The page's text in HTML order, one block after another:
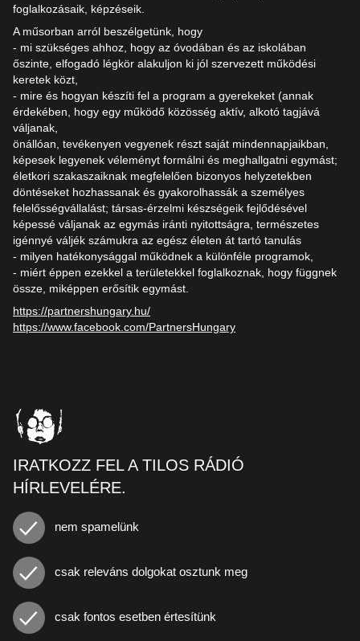
foglalkozásaik, képzéseik.
A műsorban arról beszélgetünk, hogy
- mi szükséges ahhoz, hogy az óvodában és az iskolában
őszinte, elfogadó légkör alakuljon ki jól szervezett működési
keretek közt,
- mire és hogyan készíti fel a program a gyerekeket (annak
érdekében, hogy egy működő közösség aktív, alkotó tagjává
váljanak,
önállóan, tevékenyen vegyenek részt saját mindennapjaikban,
képesek legyenek véleményt formálni és meghallgatni egymást;
életkori szakaszaiknak megfelelően bizonyos helyzetekben
döntéseket hozhassanak és gyakorolhassák a személyes
felelősségvállalást; társas-érzelmi készségeik fejlődésével
képessé váljanak az egymás iránti nyitottságra, természetes
igénnyé váljék számukra az egész életen át tartó tanulás
- milyen hatékonysággal működnek a különféle programok,
- miért éppen ezekkel a területekkel foglalkoznak, hogy függnek
össze, miképpen erősítik egymást.
https://partnershungary.hu/
https://www.facebook.com/PartnersHungary
IRATKOZZ FEL A TILOS RÁDIÓ
HÍRLEVELÉRE.
nem spamelünk
csak releváns dolgokat osztunk meg
csak fontos esetben értesítünk